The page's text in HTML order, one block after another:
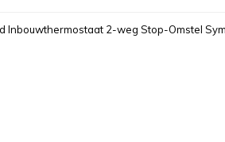
Inbouwthermostaat 2-weg Stop-Omstel